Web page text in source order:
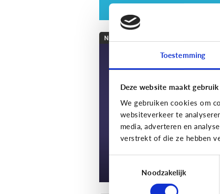
Toestemming
Deze website maakt
We gebruiken cookies om
websiteverkeer te
media, adverteren en
verstrekt of die ze hebben
Noodzakelijk
Nieuws en informatie
7 tips om met je kind
te praten over